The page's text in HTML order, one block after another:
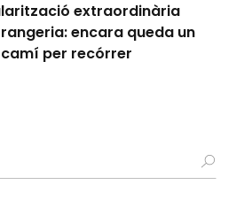
extraordinària
encara queda un
per recórrer